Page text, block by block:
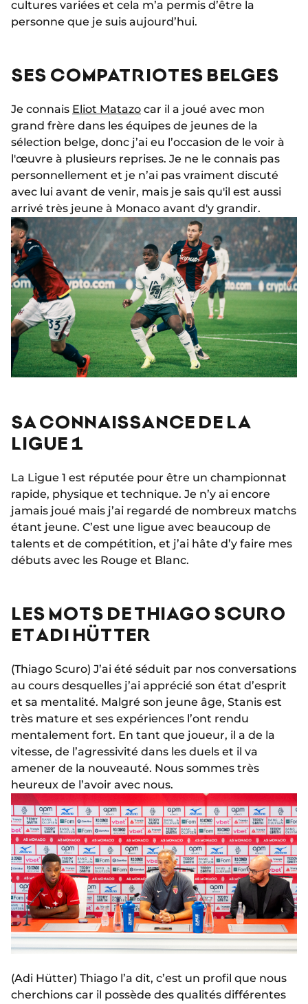
cultures variées et cela m’a permis d’être la
personne que je suis aujourd’hui.
SES COMPATRIOTES BELGES
Je connais Eliot Matazo car il a joué avec mon
grand frère dans les équipes de jeunes de la
sélection belge, donc j’ai eu l’occasion de le voir à
l'œuvre à plusieurs reprises. Je ne le connais pas
personnellement et je n’ai pas vraiment discuté
avec lui avant de venir, mais je sais qu'il est aussi
arrivé très jeune à Monaco avant d'y grandir.
SA CONNAISSANCE DE LA
LIGUE 1
La Ligue 1 est réputée pour être un championnat
rapide, physique et technique. Je n’y ai encore
jamais joué mais j’ai regardé de nombreux matchs
étant jeune. C’est une ligue avec beaucoup de
talents et de compétition, et j’ai hâte d’y faire mes
débuts avec les Rouge et Blanc.
LES MOTS DE THIAGO SCURO
ET ADI HÜTTER
(Thiago Scuro) J’ai été séduit par nos conversations
au cours desquelles j’ai apprécié son état d’esprit
et sa mentalité. Malgré son jeune âge, Stanis est
très mature et ses expériences l’ont rendu
mentalement fort. En tant que joueur, il a de la
vitesse, de l’agressivité dans les duels et il va
amener de la nouveauté. Nous sommes très
heureux de l’avoir avec nous.
(Adi Hütter) Thiago l’a dit, c’est un profil que nous
cherchions car il possède des qualités différentes